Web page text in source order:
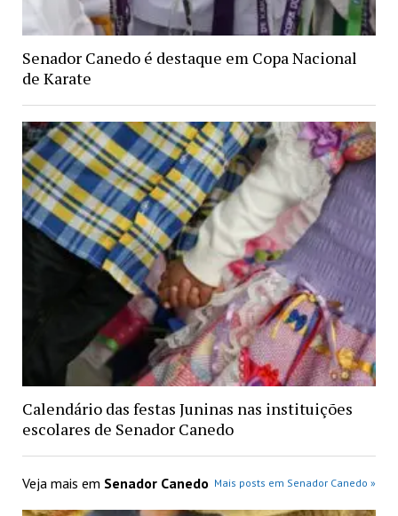
Senador Canedo é destaque em Copa Nacional
de Karate
Calendário das festas Juninas nas instituições
escolares de Senador Canedo
Veja mais em Senador Canedo Mais posts em Senador Canedo »